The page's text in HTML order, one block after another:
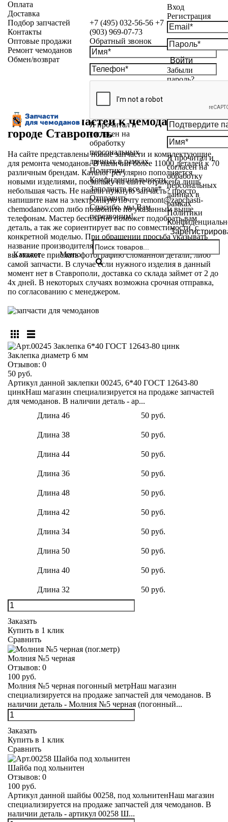
+7 (495) 032-56-56 +7
(903) 969-07-73
Обратный звонок
Я прочитал и
согласен на
обработку
персональных
данных в рамках
Политики
Конфиденциальности
Заполните все поля*
Отправить
Спасибо, мы Вам
перезвоним!
Вход
Регистрация
Войти
Забыли
пароль?
Я прочитал и
согласен на
обработку
персональных
данных в
рамках
Политики
Каталог Меню
Оплата
Доставка
Подбор запчастей
Контакты
Оптовые продажи
Ремонт чемоданов
Обмен/возврат
Магазин запчастей к чемоданам в
городе Ставрополь
На сайте представлены новые запчасти и комплектующие
для ремонта чемоданов. В наличии более 11000 деталей к 70
различным брендам. Каталог регулярно пополняется
новыми изделиями, поскольку на сайте отражена лишь
небольшая часть. Не нашли нужную запчасть? просто
напишите нам на электронную почту remont@zapchasti-
chemodanov.com либо позвоните по указанным выше
телефонам. Мастер бесплатно поможет подобрать вам
деталь, а так же сориентирует вас по совместимости, с
конкретной моделью. При обращении просьба указывать
название производителя и модели вашего чемодана. Так же
вы можете прислать фотографию сломанной детали, либо
самой запчасти. В случае если нужного изделия в данный
момент нет в Ставрополи, доставка со склада займет от 2 до
4х дней. В некоторых случаях возможна срочная отправка,
по согласованию с менеджером.
Заклепка диаметр 6 мм
Отзывов: 0
50 руб.
Артикул данной заклепки 00245, 6*40 ГОСТ 12643-80
цинкНаш магазин специализируется на продаже запчастей
для чемоданов. В наличии деталь - ар...
Длина 46
50 руб.
Длина 38 50 руб.
Длина 44 50 руб.
Длина 36 50 руб.
Длина 48 50 руб.
Длина 42 50 руб.
Длина 34 50 руб.
Длина 50 50 руб.
Длина 40 50 руб.
Длина 32 50 руб.
Заказать
Купить в 1 клик
Сравнить
Молния №5 черная
Отзывов: 0
100 руб.
Молния №5 черная погонный метрНаш магазин
специализируется на продаже запчастей для чемоданов. В
наличии деталь - Молния №5 черная (погонный...
Заказать
Купить в 1 клик
Сравнить
Шайба под хольнитен
Отзывов: 0
100 руб.
Артикул данной шайбы 00258, под хольнитенНаш магазин
специализируется на продаже запчастей для чемоданов. В
наличии деталь - артикул 00258 Ш...